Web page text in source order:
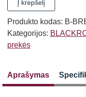
KREPŠYS
BLACKROLL®
GYMBAG
Į krepšelį
Produkto kodas: B-
Kategorijos:
prekės
Aprašymas